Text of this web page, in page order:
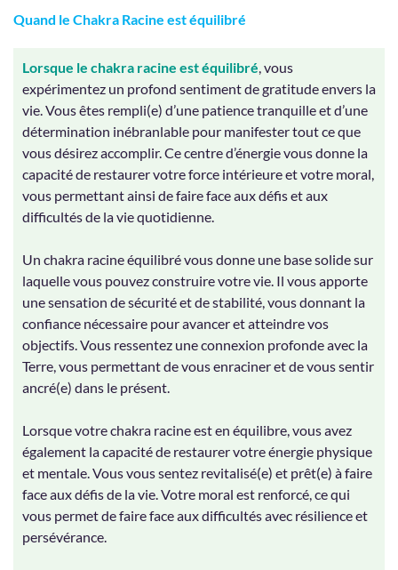
Quand le Chakra Racine est équilibré
Lorsque le chakra racine est équilibré, vous
expérimentez un profond sentiment de gratitude envers la
vie. Vous êtes rempli(e) d’une patience tranquille et d’une
détermination inébranlable pour manifester tout ce que
vous désirez accomplir. Ce centre d’énergie vous donne la
capacité de restaurer votre force intérieure et votre moral,
vous permettant ainsi de faire face aux défis et aux
difficultés de la vie quotidienne.
Un chakra racine équilibré vous donne une base solide sur
laquelle vous pouvez construire votre vie. Il vous apporte
une sensation de sécurité et de stabilité, vous donnant la
confiance nécessaire pour avancer et atteindre vos
objectifs. Vous ressentez une connexion profonde avec la
Terre, vous permettant de vous enraciner et de vous sentir
ancré(e) dans le présent.
Lorsque votre chakra racine est en équilibre, vous avez
également la capacité de restaurer votre énergie physique
et mentale. Vous vous sentez revitalisé(e) et prêt(e) à faire
face aux défis de la vie. Votre moral est renforcé, ce qui
vous permet de faire face aux difficultés avec résilience et
persévérance.